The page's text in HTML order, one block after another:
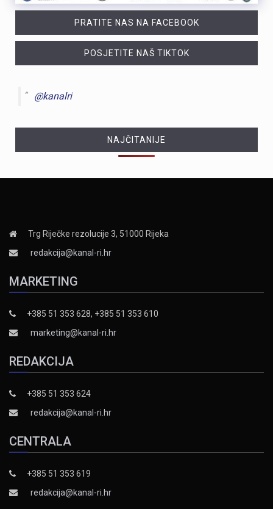
PRATITE NAS NA FACEBOOK
POSJETITE NAŠ TIKTOK
@kanalri
NAJČITANIJE
Trg Riječke rezolucije 3, 51000 Rijeka
redakcija@kanal-ri.hr
MARKETING
+385 51 353 628, +385 51 353 610
marketing@kanal-ri.hr
REDAKCIJA
+385 51 353 624
redakcija@kanal-ri.hr
CENTRALA
+385 51 353 619
redakcija@kanal-ri.hr